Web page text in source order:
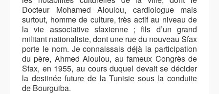
Docteur Mohamed Aloulou, cardiologue mais
surtout, homme de culture, très actif au niveau de
la vie associative sfaxienne ; fils d’un grand
militant nationaliste, dont une rue du nouveau Sfax
porte le nom. Je connaissais déjà la participation
du père, Ahmed Aloulou, au fameux Congrès de
Sfax, en 1955, au cours duquel devait se décider
la destinée future de la Tunisie sous la conduite
de Bourguiba.